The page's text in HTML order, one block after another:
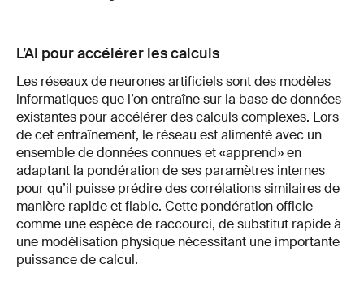
L’AI pour accélérer les calculs
Les réseaux de neurones artificiels sont des modèles
informatiques que l’on entraîne sur la base de données
existantes pour accélérer des calculs complexes. Lors
de cet entraînement, le réseau est alimenté avec un
ensemble de données connues et «apprend» en
adaptant la pondération de ses paramètres internes
pour qu’il puisse prédire des corrélations similaires de
manière rapide et fiable. Cette pondération officie
comme une espèce de raccourci, de substitut rapide à
une modélisation physique nécessitant une importante
puissance de calcul.